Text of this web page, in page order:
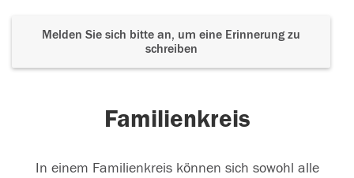
Melden Sie sich bitte an, um eine Erinnerung zu
schreiben
Familienkreis
In einem Familienkreis können sich sowohl alle